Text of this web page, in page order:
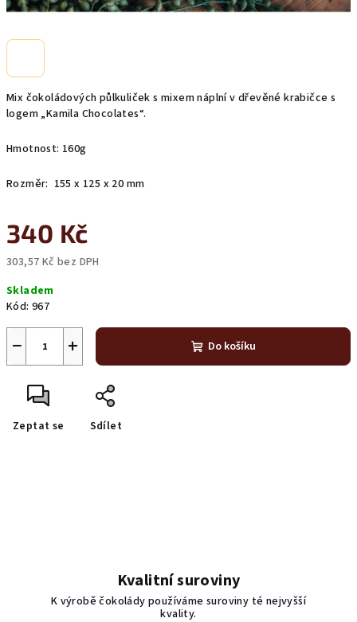
Mix čokoládových půlkuliček s mixem náplní v dřevěné krabičce s
logem „Kamila Chocolates“.
Hmotnost: 160g
Rozměr: 155 x 125 x 20 mm
340 Kč
303,57 Kč bez DPH
cena:
Skladem
Kód: 967
+
− Do košíku
Zeptat se Sdílet
Kvalitní suroviny
K výrobě čokolády používáme suroviny té nejvyšší
kvality.